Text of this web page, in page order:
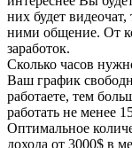
них будет
ними общение. От
заработок.
Сколько часов
Ваш график
работаете, тем
работать не менее
Оптимальное
дохода от 3000$ в